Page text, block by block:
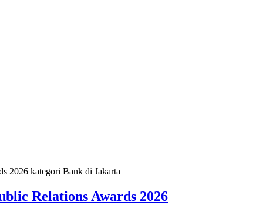
Relations Awards 2026